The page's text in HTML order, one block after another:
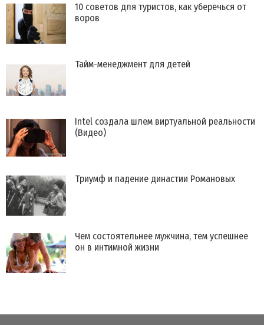
10 советов для туристов, как уберечься от
воров
Тайм-менеджмент для детей
Intel создала шлем виртуальной реальности
(Видео)
Триумф и падение династии Романовых
Чем состоятельнее мужчина, тем успешнее
он в интимной жизни